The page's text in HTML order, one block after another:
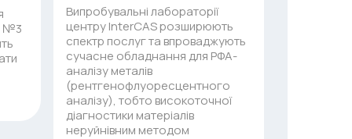
№3
Випробувальні лабораторії
центру InterCAS розширюють
спектр послуг та впроваджують
сучасне обладнання для РФА-
аналізу металів
(рентгенофлуоресцентного
аналізу), тобто високоточної
діагностики матеріалів
неруйнівним методом